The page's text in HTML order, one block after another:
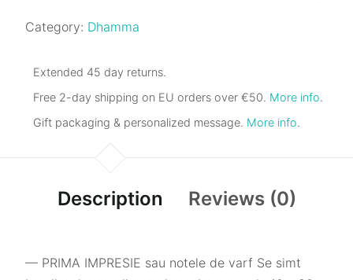
Category: Dhamma
Extended 45 day returns.
Free 2-day shipping on EU orders over €50. More info.
Gift packaging & personalized message. More info.
Description Reviews (0)
— PRIMA IMPRESIE sau notele de varf Se simt